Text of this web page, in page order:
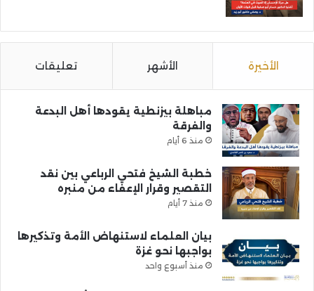
الأخيرة الأشهر تعليقات
مباهلة بيزنطية يقودها أهل البدعة
والفرقة
منذ 6 أيام
خطبة الشيخ فتحي الرباعي بين نقد
التقصير وقرار الإعفاء من منبره
منذ 7 أيام
بيان العلماء لاستنهاض الأمة وتذكيرها
بواجبها نحو غزة
منذ أسبوع واحد